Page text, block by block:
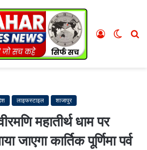
Switch
Log
लाइफस्टाइल शाजापुर
महातीर्थ धाम पर
जाएगा कार्तिक पूर्णिमा पर्व